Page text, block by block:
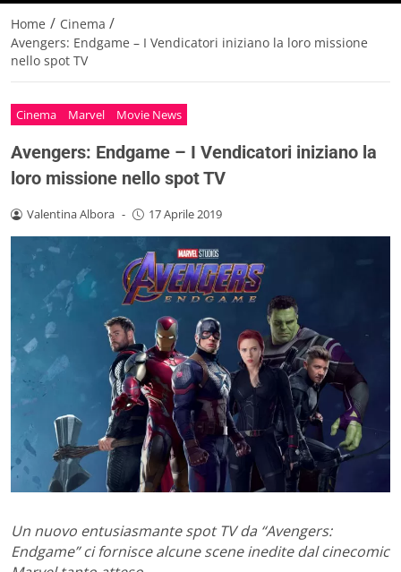
Home / Cinema /
Avengers: Endgame – I Vendicatori iniziano la loro missione
nello spot TV
Cinema Marvel Movie News
Avengers: Endgame – I Vendicatori iniziano la
loro missione nello spot TV
Valentina Albora - 17 Aprile 2019
Un nuovo entusiasmante spot TV da “Avengers:
Endgame” ci fornisce alcune scene inedite dal cinecomic